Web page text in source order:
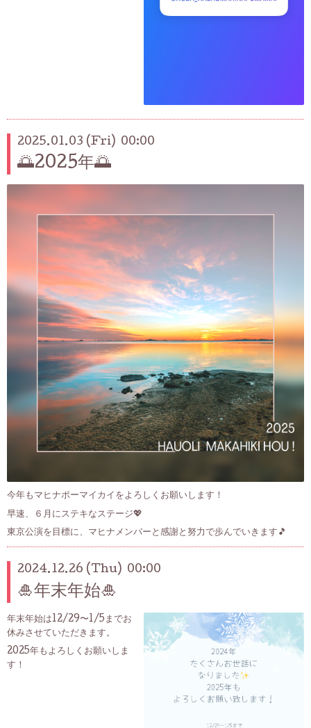
2025.01.03 (Fri) 00:00
🌅2025年🌅
今年もマヒナポーマイカイをよろしくお願いします！
早速、６月にステキなステージ💖
東京公演を目標に、マヒナメンバーと感謝と努力で歩んでいきます🎵
2024.12.26 (Thu) 00:00
🎍年末年始🎍
年末年始は12/29〜1/5までお
休みさせていただきます。
2025年もよろしくお願いしま
す！